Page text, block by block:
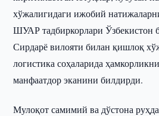
хўжалигидаги ижобий
ШУАР тадбиркорлари Ўзбекистон
Сирдарё вилояти билан қишлоқ
логистика соҳаларида
манфаатдор эканини билдирди.
Мулоқот самимий ва дўстона